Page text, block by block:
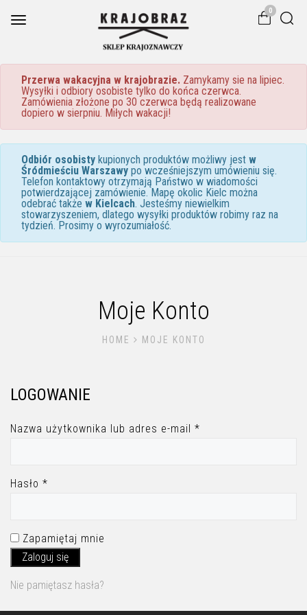
Toggle
0
Przerwa wakacyjna w krajobrazie. Zamykamy sie na lipiec.
Wysyłki i odbiory osobiste tylko do końca czerwca.
Zamówienia złożone po 30 czerwca będą realizowane
dopiero w sierpniu. Miłych wakacji!
Odbiór osobisty kupionych produktów możliwy jest w
Śródmieściu Warszawy po wcześniejszym umówieniu się.
Telefon kontaktowy otrzymają Państwo w wiadomości
potwierdzającej zamówienie. Mapę okolic Kielc można
odebrać także w Kielcach. Jesteśmy niewielkim
stowarzyszeniem, dlatego wysyłki produktów robimy raz na
tydzień. Prosimy o wyrozumiałość.
Moje Konto
HOME MOJE KONTO
LOGOWANIE
Nazwa użytkownika lub adres e-mail *
Hasło *
Zapamiętaj mnie
Zaloguj się
Nie pamiętasz hasła?